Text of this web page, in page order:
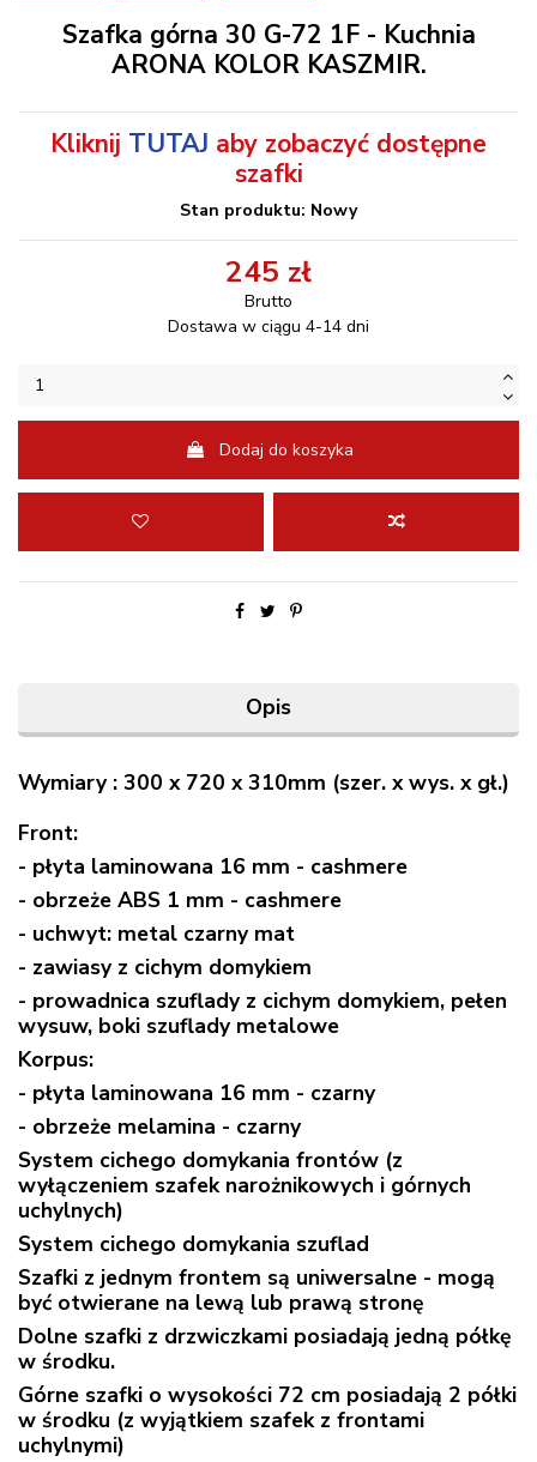
Szafka górna 30 G-72 1F - Kuchnia
ARONA KOLOR KASZMIR.
Kliknij TUTAJ aby zobaczyć dostępne
szafki
Stan produktu: Nowy
245 zł
Brutto
Dostawa w ciągu 4-14 dni
Dodaj do koszyka
Opis
Wymiary : 300 x 720 x 310mm (szer. x wys. x gł.)
Front:
- płyta laminowana 16 mm - cashmere
- obrzeże ABS 1 mm - cashmere
- uchwyt: metal czarny mat
- zawiasy z cichym domykiem
- prowadnica szuflady z cichym domykiem, pełen
wysuw, boki szuflady metalowe
Korpus:
- płyta laminowana 16 mm - czarny
- obrzeże melamina - czarny
System cichego domykania frontów (z
wyłączeniem szafek narożnikowych i górnych
uchylnych)
System cichego domykania szuflad
Szafki z jednym frontem są uniwersalne - mogą
być otwierane na lewą lub prawą stronę
Dolne szafki z drzwiczkami posiadają jedną półkę
w środku.
Górne szafki o wysokości 72 cm posiadają 2 półki
w środku (z wyjątkiem szafek z frontami
uchylnymi)